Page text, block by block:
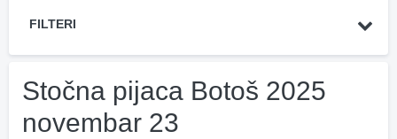
FILTERI
Stočna pijaca Botoš 2025
novembar 23